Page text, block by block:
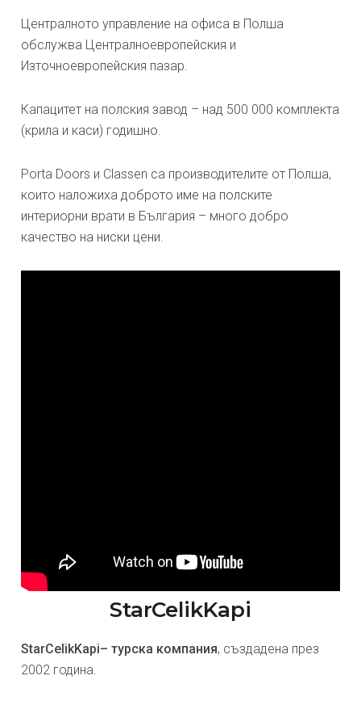
Централното управление на офиса в Полша
обслужва Централноевропейския и
Източноевропейския пазар.
Капацитет на полския завод – над 500 000 комплекта
(крила и каси) годишно.
Porta Doors и Classen са производителите от Полша,
които наложиха доброто име на полските
интериорни врати в България – много добро
качество на ниски цени.
StarCelikKapi
StarCelikKapi– турска компания, създадена през
2002 година.